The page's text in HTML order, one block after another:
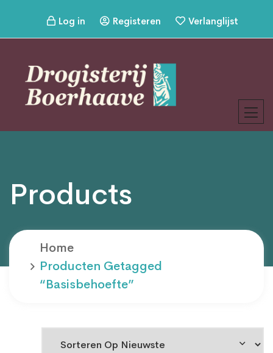
Log in Registeren Verlanglijst
Products
Home
Producten Getagged
“basisbehoefte”